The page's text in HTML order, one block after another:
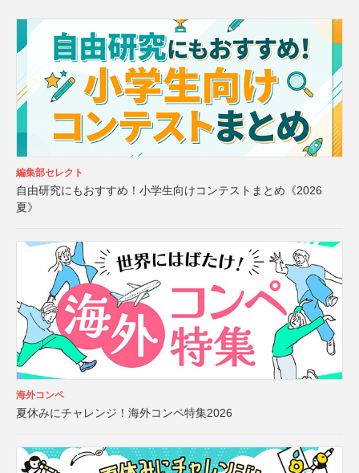
編集部セレクト
自由研究にもおすすめ！小学生向けコンテストまとめ《2026
夏》
海外コンペ
夏休みにチャレンジ！海外コンペ特集2026